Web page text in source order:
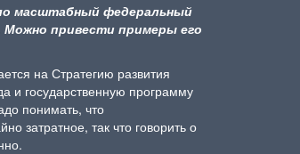
масштабный федеральный
Можно привести примеры его
на Стратегию развития
и государственную программу
понимать, что
затратное, так что говорить о